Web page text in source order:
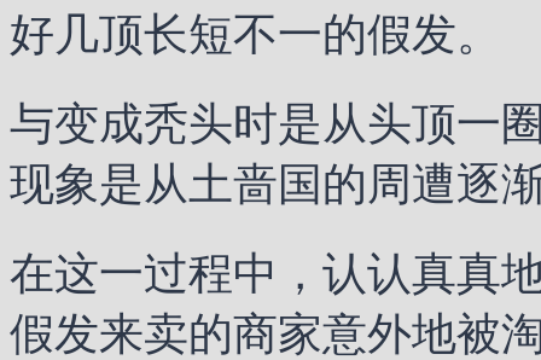
好几顶长短不一的假发。
与变成秃头时是从头顶一
现象是从土啬国的周遭逐
在这一过程中，认认真真
假发来卖的商家意外地被